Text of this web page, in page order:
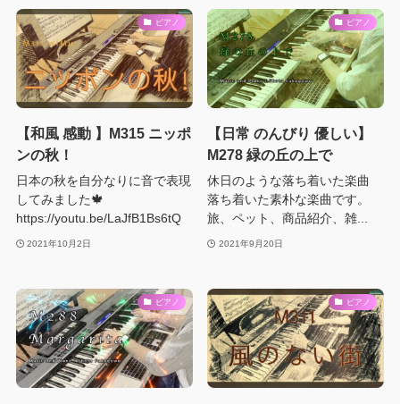
ピアノ
【和風 感動 】M315 ニッポ
ンの秋！
日本の秋を自分なりに音で表現
してみました🍁
https://youtu.be/LaJfB1Bs6tQ
2021年10月2日
ピアノ
【日常 のんびり 優しい】
M278 緑の丘の上で
休日のような落ち着いた楽曲
落ち着いた素朴な楽曲です。
旅、ペット、商品紹介、雑...
2021年9月20日
ピアノ ピアノ